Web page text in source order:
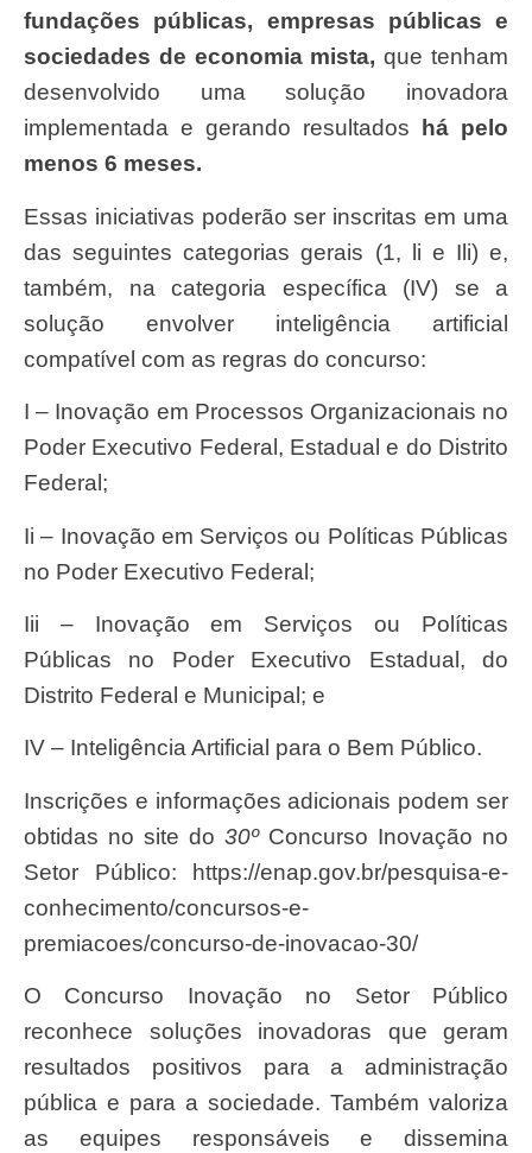
fundações
públicas, empresas públicas e
sociedades de economia mista, que tenham
desenvolvido uma solução inovadora
implementada e gerando resultados
há pelo
menos 6 meses.
Essas iniciativas poderão ser inscritas em uma
das seguintes categorias gerais (1, li e Ili) e,
também, na categoria específica (IV) se a
solução envolver inteligência artificial
compatível com as regras do concurso:
i – Inovação em Processos Organizacionais no
Poder Executivo Federal, Estadual e do Distrito
Federal;
ii – Inovação em Serviços ou Políticas Públicas
no Poder Executivo Federal;
iii – Inovação em Serviços ou Políticas
Públicas no Poder Executivo Estadual, do
Distrito Federal e Municipal; e
IV – Inteligência Artificial para o Bem Público.
Inscrições e informações adicionais podem ser
obtidas no site do 30º Concurso Inovação no
Setor Público: https://enap.gov.br/pesquisa-e-
conhecimento/concursos-e-
premiacoes/concurso-de-inovacao-30/
O Concurso Inovação no Setor Público
reconhece soluções inovadoras que geram
resultados positivos para a administração
pública e para a sociedade. Também valoriza
as equipes responsáveis e dissemina